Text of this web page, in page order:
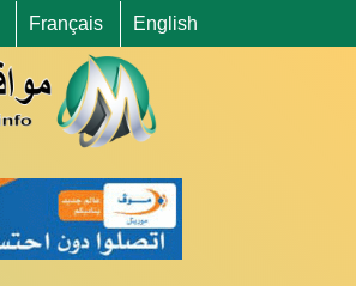
English
Français